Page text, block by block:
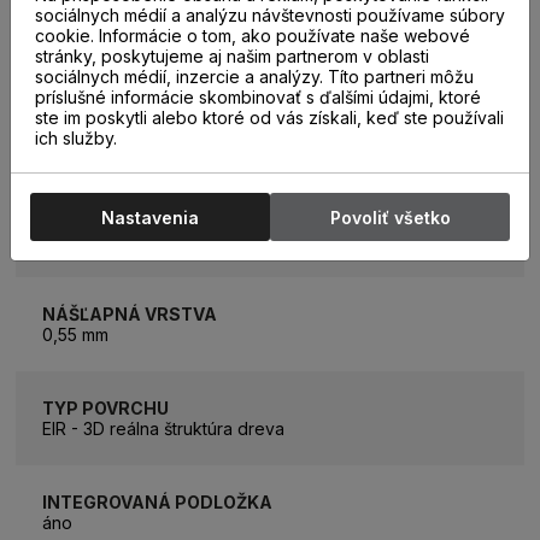
HRÚBKA PODLAHY
5,3 mm
TEPELNÝ ODPOR
0,042 m2K/W
PODLAHOVÉ VYKUROVANIE
áno
NÁŠĽAPNÁ VRSTVA
0,55 mm
TYP POVRCHU
EIR - 3D reálna štruktúra dreva
INTEGROVANÁ PODLOŽKA
áno
sociálnych médií a analýzu návštevnosti používame súbory
cookie. Informácie o tom, ako používate naše webové
stránky, poskytujeme aj našim partnerom v oblasti
sociálnych médií, inzercie a analýzy. Títo partneri môžu
príslušné informácie skombinovať s ďalšími údajmi, ktoré
ste im poskytli alebo ktoré od vás získali, keď ste používali
ich služby.
Nastavenia Povoliť všetko